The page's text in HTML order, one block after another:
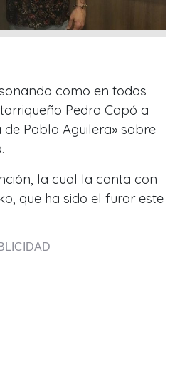
como en todas
Pedro Capó a
Pablo Aguilera» sobre
la cual la canta con
que ha sido el furor este